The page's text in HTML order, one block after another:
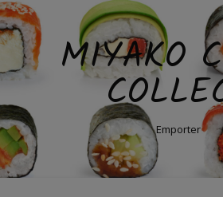
MIYAKO
Emporter